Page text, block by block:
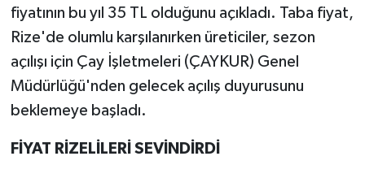
fiyatının bu yıl 35 TL olduğunu açıkladı. Taba fiyat,
Rize'de olumlu karşılanırken üreticiler, sezon
açılışı için Çay İşletmeleri (ÇAYKUR) Genel
Müdürlüğü'nden gelecek açılış duyurusunu
beklemeye başladı.
FİYAT RİZELİLERİ SEVİNDİRDİ